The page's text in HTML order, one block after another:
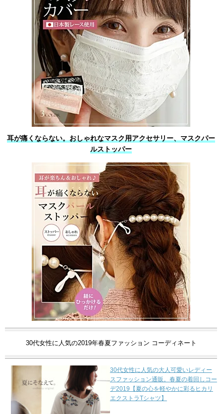
耳が痛くならない。おしゃれなマスク用アクセサリー、マスクパー
ルストッパー
30代女性に人気の2019年春夏ファッション コーディネート
30代女性に人気の大人可愛いレディー
スファッション通販。春夏の着回しコー
デ2019【夏の心を軽やかに彩るヒカリ
エクストラTシャツ】